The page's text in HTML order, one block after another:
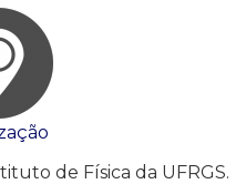
de Física da UFRGS.